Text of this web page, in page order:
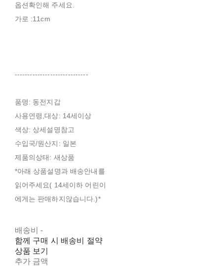
옵션확인해 주세요.
가로 :11cm
-----------------------------
품명: 동전지갑
사용연령,대상: 14세이상
색상: 상세설명참고
수입국/원산지: 일본
제품의상태: 새상품
*아래 상품설명과 배송안내를
읽어주세요( 14세이하 어린이
에게는 판매하지않습니다.)*
배송비-
함께 구매 시 배송비 절약
상품 보기
추가 금액